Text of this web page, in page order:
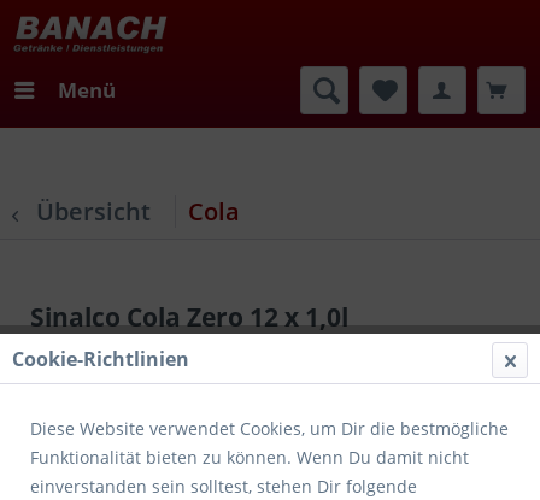
Menü
Übersicht Cola
Sinalco Cola Zero 12 x 1,0l
Cookie-Richtlinien
Diese Website verwendet Cookies, um Dir die bestmögliche
Funktionalität bieten zu können. Wenn Du damit nicht
einverstanden sein solltest, stehen Dir folgende